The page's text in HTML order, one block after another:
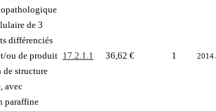
de 3
différenciés
ou de produit
structure
avec
paraffine
17.2.1.1 36,62 € 1 2014